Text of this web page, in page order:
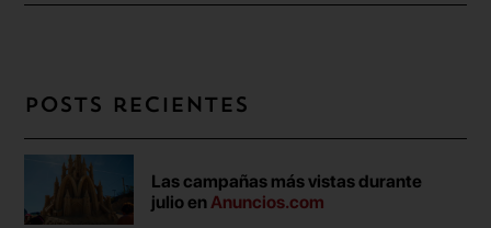
Posts recientes
Las campañas más vistas durante
julio enAnuncios.com